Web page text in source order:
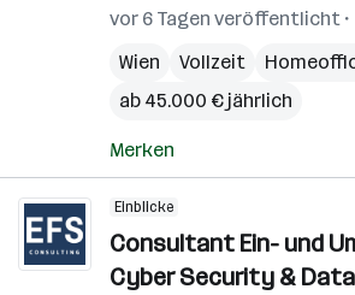
vor 6 Tagen veröffentlicht
Wien
Vollzeit
ab 45.000 € jährlich
Merken
Einblicke
Consultant Ein- und
Cyber Security &